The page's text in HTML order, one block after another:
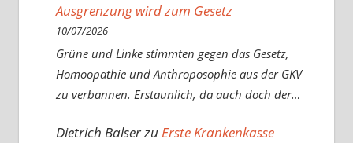
Ausgrenzung wird zum Gesetz
10/07/2026
Grüne und Linke stimmten gegen das Gesetz,
Homöopathie und Anthroposophie aus der GKV
zu verbannen. Erstaunlich, da auch doch der…
Dietrich BalserzuErste Krankenkasse